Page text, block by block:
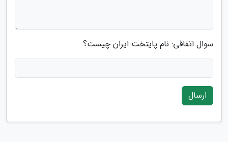
سوال اتفاقی: نام پایتخت ایران چیست؟
ارسال